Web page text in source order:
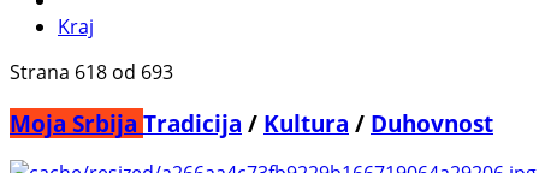
Kraj
Strana 618 od 693
Moja Srbija Tradicija / Kultura / Duhovnost